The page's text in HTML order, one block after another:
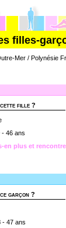
filles-
Mer / Polynésie
cette fille ?
- 46 ans
en plus et
garçon ?
- 47 ans